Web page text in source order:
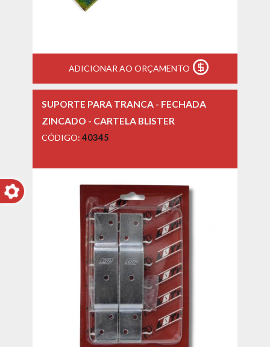
ADICIONAR AO ORÇAMENTO
SUPORTE PARA TRANCA - FECHADA
ZINCADO - CARTELA BLISTER
CÓDIGO: 40345